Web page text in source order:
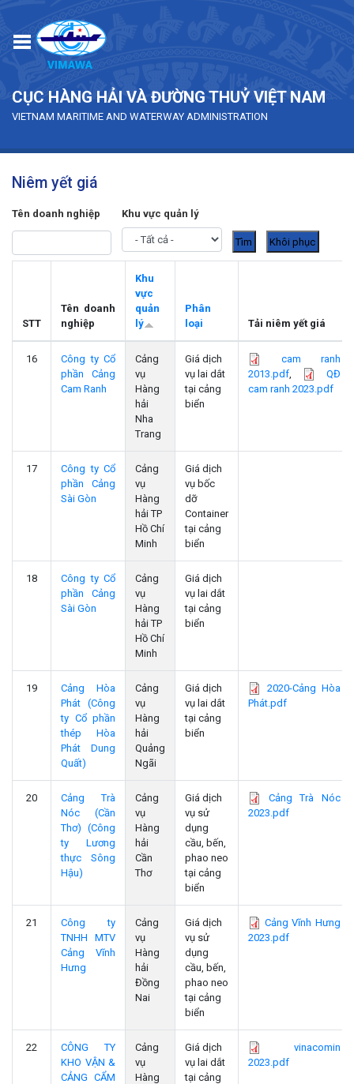
CỤC HÀNG HẢI VÀ ĐƯỜNG THUỶ VIỆT NAM
VIETNAM MARITIME AND WATERWAY ADMINISTRATION
Niêm yết giá
Tên doanh nghiệp Khu vực quản lý
STT
Tên doanh
nghiệp
Khu
vực
quản
lý
Phân
loại
Tải niêm yết giá
16
Công ty Cổ
phần Cảng
Cam Ranh
Cảng
vụ
Hàng
hải
Nha
Trang
Giá dịch
vụ lai dắt
tại cảng
biển
cam ranh
2013.pdf
QĐ
cam ranh 2023.pdf
17
Công ty Cổ
phần Cảng
Sài Gòn
Cảng
vụ
Hàng
hải TP
Hồ Chí
Minh
Giá dịch
vụ bốc
dỡ
Container
tại cảng
biển
18
Công ty Cổ
phần Cảng
Sài Gòn
Cảng
vụ
Hàng
hải TP
Hồ Chí
Minh
Giá dịch
vụ lai dắt
tại cảng
biển
19
Cảng Hòa
Phát (Công
ty Cổ phần
thép Hòa
Phát Dung
Quất)
Cảng
vụ
Hàng
hải
Quảng
Ngãi
Giá dịch
vụ lai dắt
tại cảng
biển
2020-Cảng Hòa
Phát.pdf
20
Cảng Trà
Nóc (Cần
Thơ) (Công
ty Lương
thực Sông
Hậu)
Cảng
vụ
Hàng
hải
Cần
Thơ
Giá dịch
vụ sử
dụng
cầu, bến,
phao neo
tại cảng
biển
Cảng Trà Nóc
2023.pdf
21
Công ty
TNHH MTV
Cảng Vĩnh
Hưng
Cảng
vụ
Hàng
hải
Đồng
Nai
Giá dịch
vụ sử
dụng
cầu, bến,
phao neo
tại cảng
biển
Cảng Vĩnh Hưng
2023.pdf
22
CÔNG TY
KHO VẬN &
CẢNG CẨM
Cảng
vụ
Hàng
Giá dịch
vụ lai dắt
tại cảng
vinacomin
2023.pdf